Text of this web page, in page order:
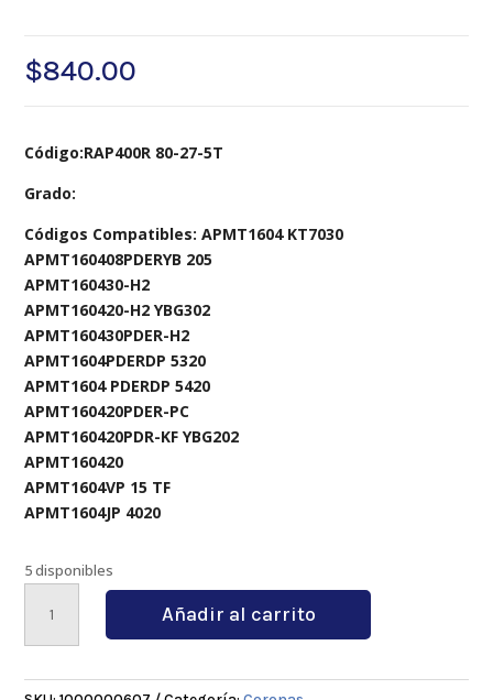
$840.00
Código:RAP400R 80-27-5T
Grado:
Códigos Compatibles: APMT1604 KT7030
APMT160408PDERYB 205
APMT160430-H2
APMT160420-H2 YBG302
APMT160430PDER-H2
APMT1604PDERDP 5320
APMT1604 PDERDP 5420
APMT160420PDER-PC
APMT160420PDR-KF YBG202
APMT160420
APMT1604VP 15 TF
APMT1604JP 4020
5 disponibles
27-
Añadir al carrito